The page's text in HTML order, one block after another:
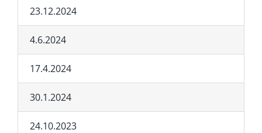
23.12.2024
4.6.2024
17.4.2024
30.1.2024
24.10.2023